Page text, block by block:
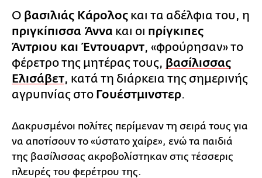
Ο βασιλιάς Κάρολος και τα αδέλφια του, η
πριγκίπισσα Άννα και οι πρίγκιπες
Άντριου και Έντουαρντ, «φρούρησαν» το
φέρετρο της μητέρας τους, βασίλισσας
Ελισάβετ, κατά τη διάρκεια της σημερινής
αγρυπνίας στο Γουέστμινστερ.
Δακρυσμένοι πολίτες περίμεναν τη σειρά τους για
να αποτίσουν το «ύστατο χαίρε», ενώ τα παιδιά
της βασίλισσας ακροβολίστηκαν στις τέσσερις
πλευρές του φερέτρου της.